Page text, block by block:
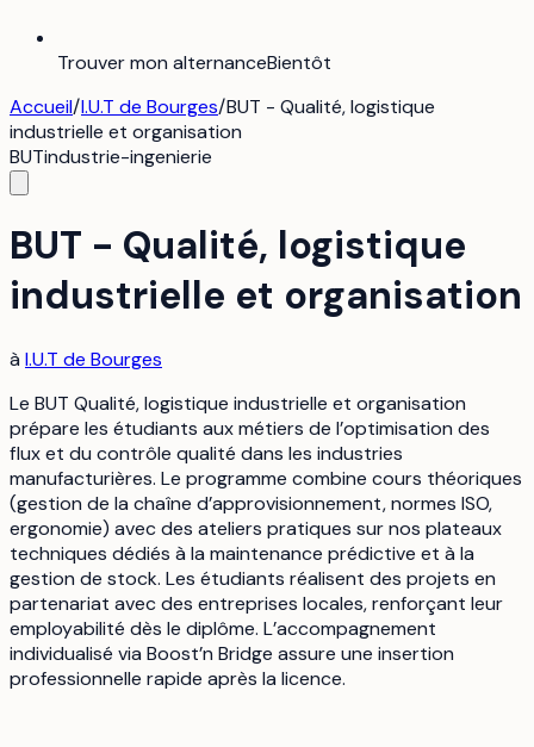
Trouver mon alternanceBientôt
Accueil/I.U.T de Bourges/BUT - Qualité, logistique
industrielle et organisation
BUTindustrie-ingenierie
BUT - Qualité, logistique
industrielle et organisation
à I.U.T de Bourges
Le BUT Qualité, logistique industrielle et organisation
prépare les étudiants aux métiers de l’optimisation des
flux et du contrôle qualité dans les industries
manufacturières. Le programme combine cours théoriques
(gestion de la chaîne d’approvisionnement, normes ISO,
ergonomie) avec des ateliers pratiques sur nos plateaux
techniques dédiés à la maintenance prédictive et à la
gestion de stock. Les étudiants réalisent des projets en
partenariat avec des entreprises locales, renforçant leur
employabilité dès le diplôme. L’accompagnement
individualisé via Boost’n Bridge assure une insertion
professionnelle rapide après la licence.